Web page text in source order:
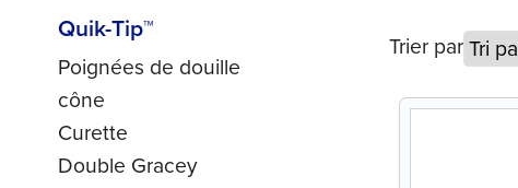
Quik-Tip™
Poignées de douille
cône
Curette
Double Gracey
Trier par